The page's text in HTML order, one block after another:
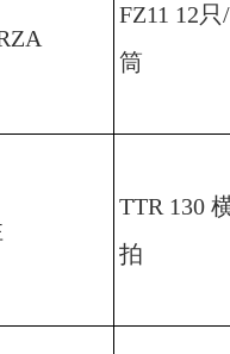
FZ11 12只/
筒
TTR 130
拍